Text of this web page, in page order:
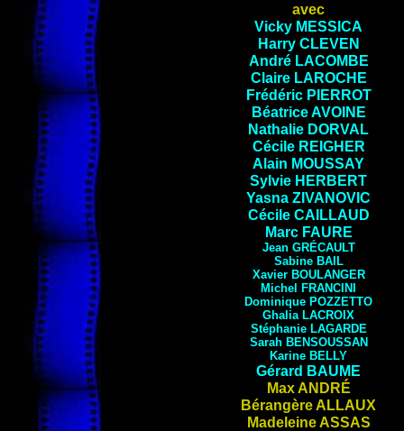
avec
Vicky MESSICA
Harry CLEVEN
André LACOMBE
Claire LAROCHE
Frédéric PIERROT
BéatriceAVOINE
Nathalie DORVAL
Cécile REIGHER
Alain MOUSSAY
Sylvie HERBERT
Yasna ZIVANOVIC
Cécile CAILLAUD
Marc FAURE
Jean GRÉCAULT
Sabine BAIL
Xavier BOULANGER
Michel FRANCINI
Dominique POZZETTO
Ghalia LACROIX
Stéphanie LAGARDE
Sarah BENSOUSSAN
Karine BELLY
Gérard BAUME
Max ANDRÉ
Bérangère ALLAUX
Madeleine ASSAS